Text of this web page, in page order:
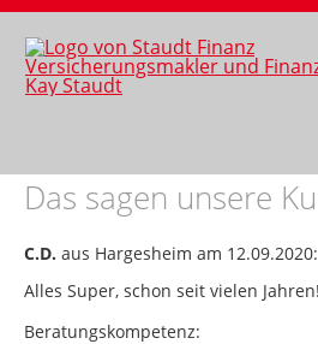
Das sagen unsere
C.D. aus Hargesheim am 12.09.2020:
Alles Super, schon seit vielen Jahren!
Beratungskompetenz: